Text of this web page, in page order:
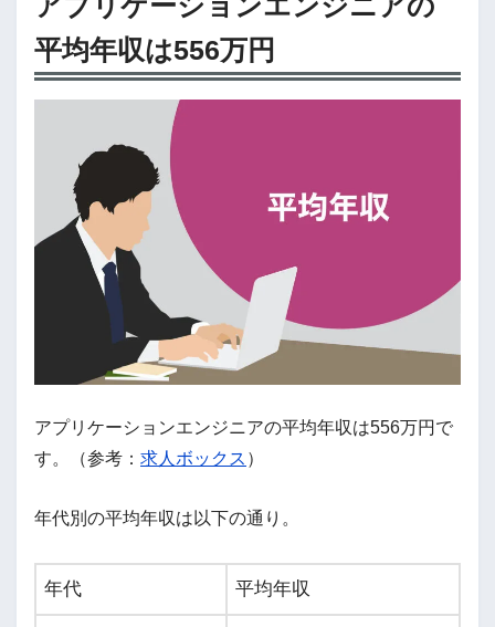
平均年収は556万円
アプリケーションエンジニアの平均年収は556万円で
す。（参考： 求人ボックス ）
年代別の平均年収は以下の通り。
年代 平均年収